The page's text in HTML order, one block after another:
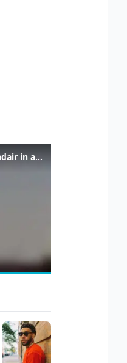
Incendio tra Monfalcone e Duino, il Canadair in azione per fermare le fiamme sul fronte dell’A4